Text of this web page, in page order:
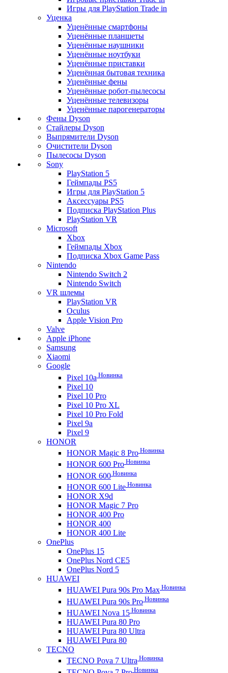
Игры для PlayStation Trade in
Уценка
Уценённые смартфоны
Уценённые планшеты
Уценённые наушники
Уценённые ноутбуки
Уценённые приставки
Уценённая бытовая техника
Уценённые фены
Уценённые робот-пылесосы
Уценённые телевизоры
Уценённые парогенераторы
Фены Dyson
Стайлеры Dyson
Выпрямители Dyson
Очистители Dyson
Пылесосы Dyson
Sony
PlayStation 5
Геймпады PS5
Игры для PlayStation 5
Аксессуары PS5
Подписка PlayStation Plus
PlayStation VR
Microsoft
Xbox
Геймпады Xbox
Подписка Xbox Game Pass
Nintendo
Nintendo Switch 2
Nintendo Switch
VR шлемы
PlayStation VR
Oculus
Apple Vision Pro
Valve
Apple iPhone
Samsung
Xiaomi
Google
Pixel 10a Новинка
Pixel 10
Pixel 10 Pro
Pixel 10 Pro XL
Pixel 10 Pro Fold
Pixel 9a
Pixel 9
HONOR
HONOR Magic 8 Pro Новинка
HONOR 600 Pro Новинка
HONOR 600 Новинка
HONOR 600 Lite Новинка
HONOR X9d
HONOR Magic 7 Pro
HONOR 400 Pro
HONOR 400
HONOR 400 Lite
OnePlus
OnePlus 15
OnePlus Nord CE5
OnePlus Nord 5
HUAWEI
HUAWEI Pura 90s Pro Max Новинка
HUAWEI Pura 90s Pro Новинка
HUAWEI Nova 15 Новинка
HUAWEI Pura 80 Pro
HUAWEI Pura 80 Ultra
HUAWEI Pura 80
TECNO
TECNO Pova 7 Ultra Новинка
Новинка